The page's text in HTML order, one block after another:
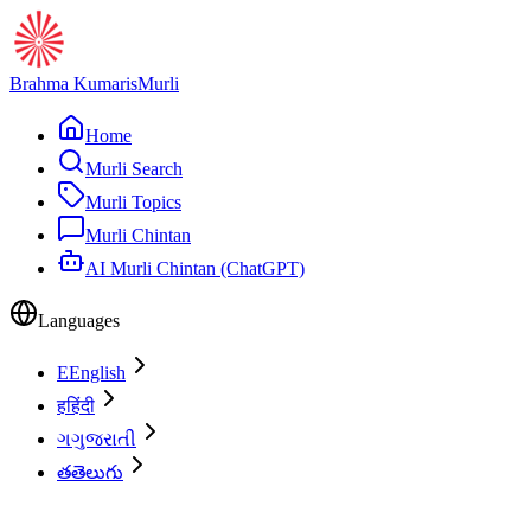
Brahma KumarisMurli
Home
Murli Search
Murli Topics
Murli Chintan
AI Murli Chintan (ChatGPT)
Languages
EEnglish
हहिंदी
ગગુજરાતી
తతెలుగు